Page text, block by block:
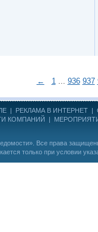
← 1... 936 937
| РЕКЛАМА В ИНТЕРНЕТ |
КОМПАНИЙ |
. Все права
только при условии